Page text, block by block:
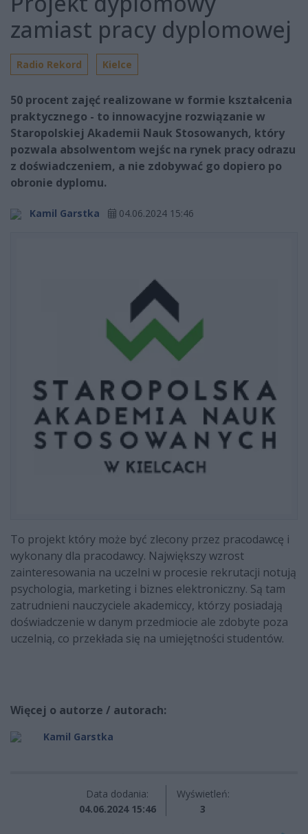
zamiast pracy dyplomowej
Radio Rekord Kielce
50 procent zajęć realizowane w formie kształcenia
praktycznego - to innowacyjne rozwiązanie w
Staropolskiej Akademii Nauk Stosowanych, który
pozwala absolwentom wejśc na rynek pracy odrazu
z doświadczeniem, a nie zdobywać go dopiero po
obronie dyplomu.
Kamil Garstka 04.06.2024 15:46
To projekt który może być zlecony przez pracodawcę i
wykonany dla pracodawcy. Największy wzrost
zainteresowania na uczelni w procesie rekrutacji notują
psychologia, marketing i biznes elektroniczny. Są tam
zatrudnieni nauczyciele akademiccy, którzy posiadają
doświadczenie w danym przedmiocie ale zdobyte poza
uczelnią, co przekłada się na umiejętności studentów.
Więcej o autorze / autorach:
Kamil Garstka
Data dodania:
04.06.2024 15:46
Wyświetleń:
3